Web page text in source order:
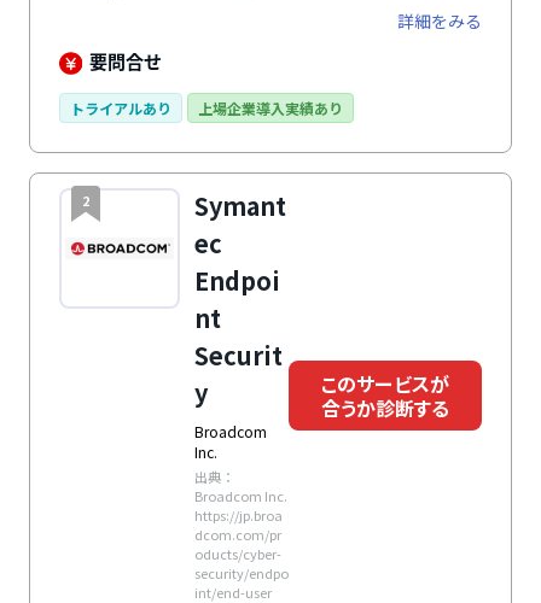
詳細をみる
要問合せ
トライアルあり 上場企業導入実績あり
2
Symant
ec
Endpoi
nt
Securit
y
Broadcom
Inc.
出典：
Broadcom Inc.
https://jp.broa
dcom.com/pr
oducts/cyber-
security/endpo
int/end-user
このサービスが
合うか診断する